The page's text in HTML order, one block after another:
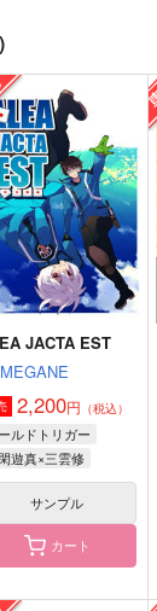
stars
こ
円（税込）
サンプル
作品詳細
JACTA EST
2,200円 （税込）
ルドトリガー
遊真×三雲修
サンプル
カート